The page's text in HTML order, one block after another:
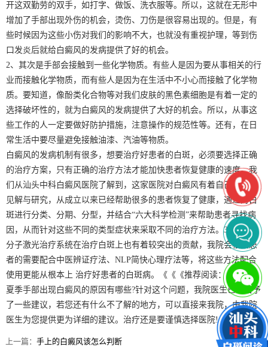
开这双勤劳的双手，如打字、做饭、洗衣服等。所以，这就在无形中
增加了手部出现外伤的机会，烫伤、刀伤是很容易出现的。但是，有
些时候因为这些小伤对我们的影响不大，也就没有重视护理，等到伤
口发炎后就给白癜风的发病提供了好的机会。
2、其次是手部会接触到一些化学物质。有些人是因为要从事相关的行
业而接触化学物质，而有些人是因为在生活中不小心而接触了化学物
质。要知道，像酚类化合物等对我们皮肤的黑色素细胞是有着一定的
选择破坏性的，就为白癜风的发病提供了大好的机会。所以，从事这
些工作的人一定要做好防护措施，注意操作的规范性等。还有，在日
常生活中要尽量避免接触油漆、汽油等物质。
白癜风的发病机制有很多，想要治疗好患者的白斑，必须要选择正确
的治疗方案，只有正确的治疗方法才能加快患者恢复健康的速度。我
们从汕头中科白癜风医院了解到，这家医院对白癜风有着自己独特的
见解与研究，从成立以来已经帮助很多的患者恢复了健康，通过对白
斑进行分类、分期、分型，并结合“六大科学检测”来帮助患者寻找病
因，从而针对这些不同的类型症状来采取不同的治疗方法。308nm准
分子激光治疗系统在治疗白斑上也有着较突出的贡献，我院会根据患
者的需要配合中医辨证疗法、NLP简快心理疗法等，将这些方法配合
使用更能从根本上 治疗好患者的白斑病。《《《推荐阅读：
夏季手部出现白癜风的原因有哪些?针对这个问题，我院医生已经给予
了一些建议，若您还有什么不了解的地方，可以直接来我院，由我院
医生为您提供更为详细的建议。治疗还是要谨慎选择医院!
上一篇：手上的白癜风该怎么判断